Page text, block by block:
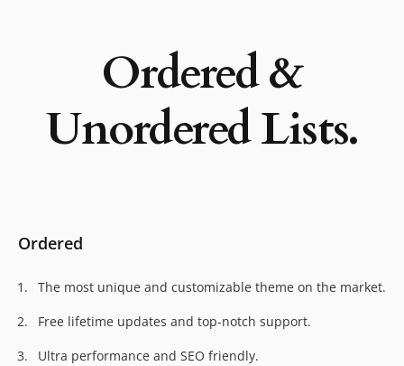
Ordered &
Unordered Lists.
Ordered
The most unique and customizable theme on the market.
Free lifetime updates and top-notch support.
Ultra performance and SEO friendly.